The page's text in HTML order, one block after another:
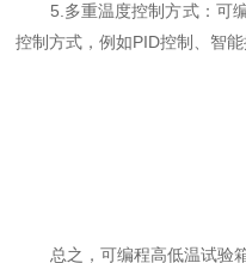
5.多重温度控制方式：可编
控制方式，例如PID控制、智
总之，可编程高低温试验箱